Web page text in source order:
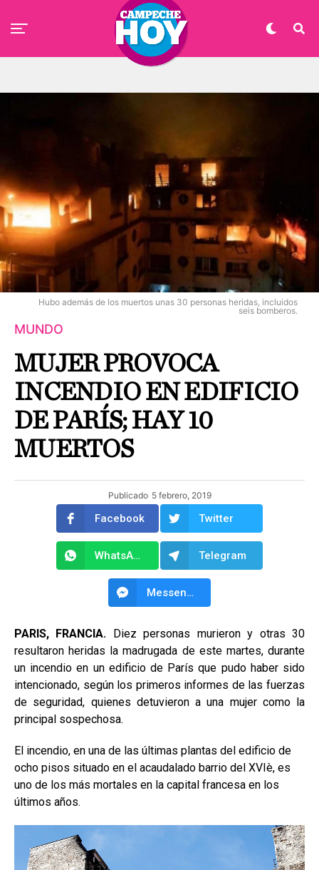
Hubo además de los muertos unas 30 personas heridas, incluidos
seis bomberos.
MUNDO
MUJER PROVOCA
INCENDIO EN EDIFICIO
DE PARÍS; HAY 10
MUERTOS
Publicado 5 febrero, 2019
Facebook Twitter
WhatsApp Telegram
Messenger
PARIS, FRANCIA. Diez personas murieron y otras 30
resultaron heridas la madrugada de este martes, durante
un incendio en un edificio de París que pudo haber sido
intencionado, según los primeros informes de las fuerzas
de seguridad, quienes detuvieron a una mujer como la
principal sospechosa.
El incendio, en una de las últimas plantas del edificio de
ocho pisos situado en el acaudalado barrio del XVIè, es
uno de los más mortales en la capital francesa en los
últimos años.